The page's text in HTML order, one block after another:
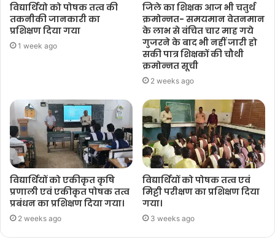
विद्यार्थियो को पोषक तत्व की
तकनीकी जानकारी का
प्रशिक्षण दिया गया
1 week ago
जिले का शिक्षक आज भी चतुर्थ
क्रमोन्नत- समयमान वेतनमान
के लाभ से वंचित चार माह गये
गुजरने के बाद भी नहीं जारी हो
सकी पात्र शिक्षकों की चौथी
क्रमोन्नत सूची
2 weeks ago
विद्यार्थियों को एकीकृत कृषि
प्रणाली एवं एकीकृत पोषक तत्व
प्रबंधन का प्रशिक्षण दिया गया।
2 weeks ago
विद्यार्थियों को पोषक तत्व एवं
मिट्टी परीक्षण का प्रशिक्षण दिया
गया।
3 weeks ago